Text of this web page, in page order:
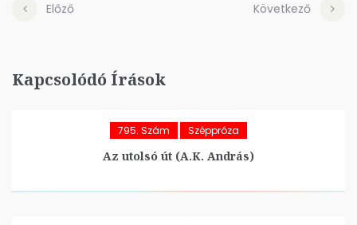
Előző Következő
Kapcsolódó Írások
795. Szám Széppróza
Az utolsó út (A.K. András)